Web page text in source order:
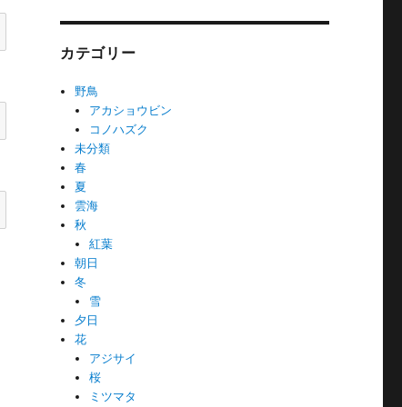
カテゴリー
野鳥
アカショウビン
コノハズク
未分類
春
夏
雲海
秋
紅葉
朝日
冬
雪
夕日
花
アジサイ
桜
ミツマタ